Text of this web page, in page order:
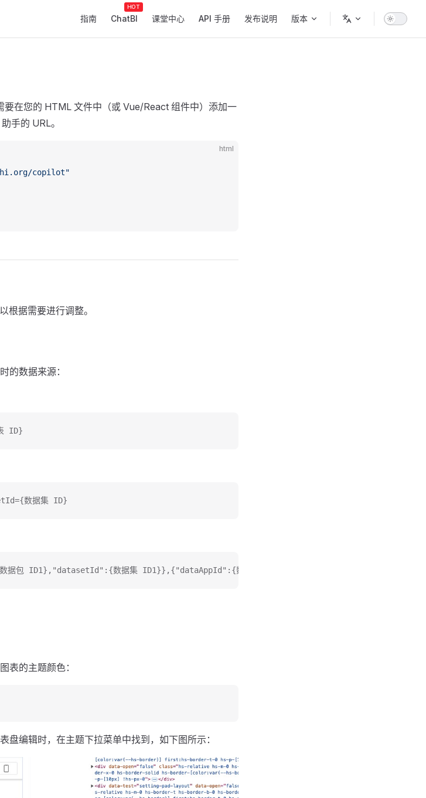
Main Navigation
指南 ChatBI 课堂中心 API 手册 发布说明 版本
在您的 HTML 文件中（或 Vue/React 组件中）添加一
手的 URL。
html
copilot"
根据需要进行调整。
的数据来源：
ID}
数据集 ID}
据包 ID1},"datasetId":{数据集 ID1}},{"dataAppId":{数据包 ID2},"datasetId":{数据集 ID2}}]
表的主题颜色：
盘编辑时，在主题下拉菜单中找到，如下图所示：